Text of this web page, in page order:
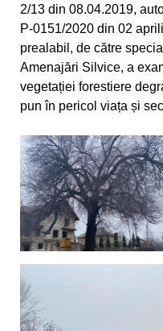
2/13 din 08.04.2019,
P-0151/2020 din 02
prealabil, de către
Amenajări Silvice, a
vegetației forestiere
pun în pericol viața și